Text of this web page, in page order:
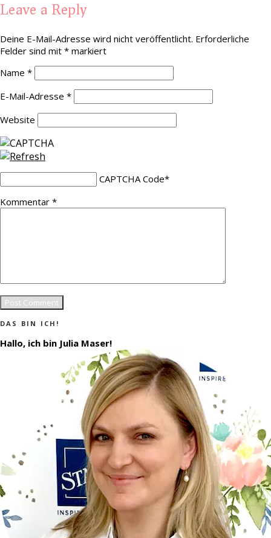
Leave a Reply
Deine E-Mail-Adresse wird nicht veröffentlicht. Erforderliche
Felder sind mit * markiert
Name *
E-Mail-Adresse *
Website
CAPTCHA Code*
Kommentar *
DAS BIN ICH!
Hallo, ich bin Julia Maser!